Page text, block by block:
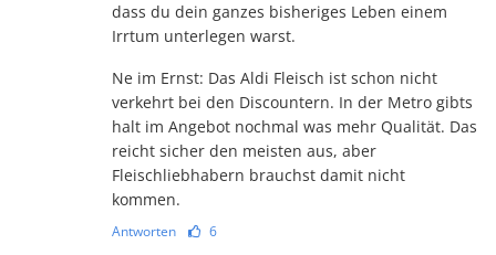
dass du dein ganzes bisheriges Leben einem
Irrtum unterlegen warst.
Ne im Ernst: Das Aldi Fleisch ist schon nicht
verkehrt bei den Discountern. In der Metro gibts
halt im Angebot nochmal was mehr Qualität. Das
reicht sicher den meisten aus, aber
Fleischliebhabern brauchst damit nicht
kommen.
Antworten 6